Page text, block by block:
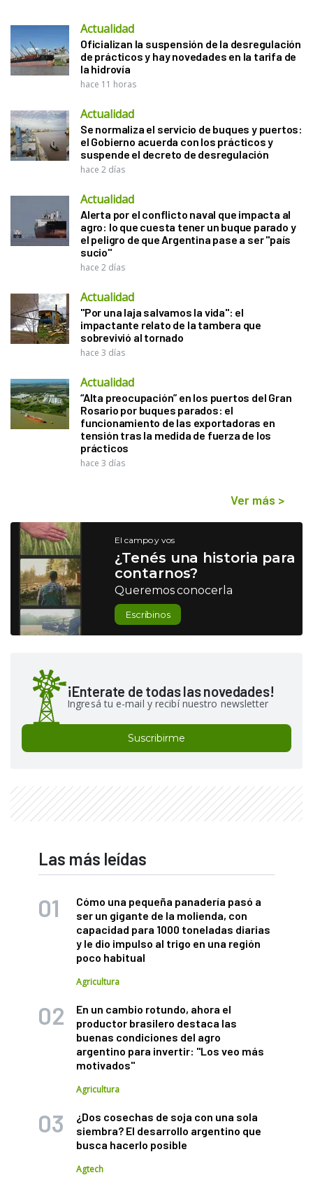
Actualidad
Oficializan la suspensión de la desregulación
de prácticos y hay novedades en la tarifa de
la hidrovía
hace 11 horas
Actualidad
Se normaliza el servicio de buques y puertos:
el Gobierno acuerda con los prácticos y
suspende el decreto de desregulación
hace 2 días
Actualidad
Alerta por el conflicto naval que impacta al
agro: lo que cuesta tener un buque parado y
el peligro de que Argentina pase a ser "país
sucio"
hace 2 días
Actualidad
"Por una laja salvamos la vida": el
impactante relato de la tambera que
sobrevivió al tornado
hace 3 días
Actualidad
“Alta preocupación” en los puertos del Gran
Rosario por buques parados: el
funcionamiento de las exportadoras en
tensión tras la medida de fuerza de los
prácticos
hace 3 días
Ver más >
El campo y vos
¿Tenés una historia para
contarnos?
Queremos conocerla
Escribinos
¡Enterate de todas las novedades!
Ingresá tu e-mail y recibí nuestro newsletter
Suscribirme
Las más leídas
Cómo una pequeña panadería pasó a
ser un gigante de la molienda, con
capacidad para 1000 toneladas diarias
y le dio impulso al trigo en una región
poco habitual
Agricultura
En un cambio rotundo, ahora el
productor brasilero destaca las
buenas condiciones del agro
argentino para invertir: "Los veo más
motivados"
Agricultura
¿Dos cosechas de soja con una sola
siembra? El desarrollo argentino que
busca hacerlo posible
Agtech